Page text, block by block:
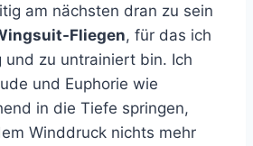
am nächsten dran zu sein
Fliegen, für das ich
und zu untrainiert bin. Ich
und Euphorie wie
in die Tiefe springen,
Winddruck nichts mehr